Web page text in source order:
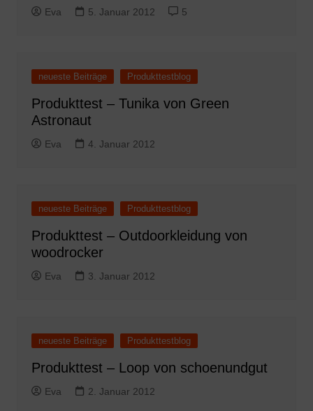
Eva 5. Januar 2012 5
neueste Beiträge Produkttestblog
Produkttest – Tunika von Green
Astronaut
Eva 4. Januar 2012
neueste Beiträge Produkttestblog
Produkttest – Outdoorkleidung von
woodrocker
Eva 3. Januar 2012
neueste Beiträge Produkttestblog
Produkttest – Loop von schoenundgut
Eva 2. Januar 2012